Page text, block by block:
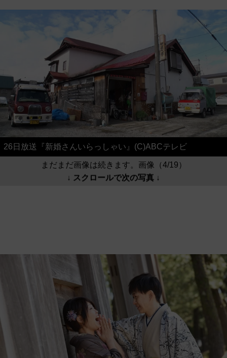
26日放送『新婚さんいらっしゃい』(C)ABCテレビ
まだまだ画像は続きます。画像（4/19）
↓ スクロールで次の写真 ↓